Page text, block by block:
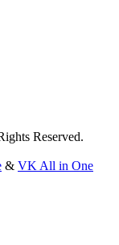
Reserved.
& VK All in One